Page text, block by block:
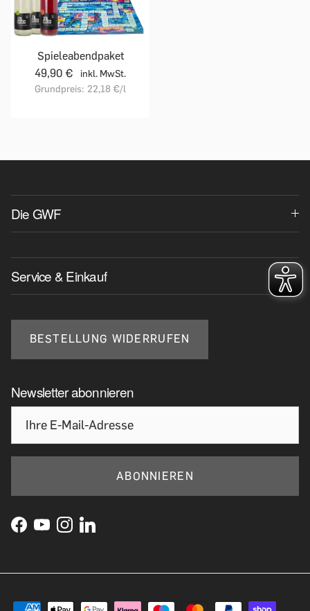
Spieleabendpaket
49,90 €
inkl. MwSt.
Grundpreis: 22,18 €/l
Die GWF
Service & Einkauf
BESTELLUNG WIDERRUFEN
Newsletter abonnieren
ABONNIEREN